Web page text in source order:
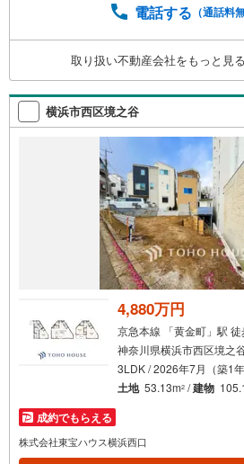
【定年時の住宅ローン残高】【
ナス】これから多くなる【教育
まる【住宅ローン返済】65歳以
費用負担】住宅探しの【このタ
明確にしていきませんか？？
電話する （通話料
取り扱い不動産会社をもっと見
横浜市西区境之谷
4,880万円
京急本線 「黄金町」駅
神奈川県横浜市西区境之
3LDK / 2026年7月（築1年
土地 53.13m2 /建物
成約でもらえる
株式会社東宝ハウス横浜西口